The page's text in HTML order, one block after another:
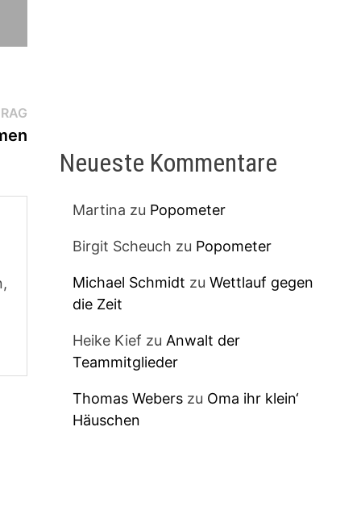
Nächster
Beitrag:
Neueste Kommentare
Martina zu Popometer
Birgit Scheuch zu Popometer
Michael Schmidt zu Wettlauf gegen
die Zeit
Heike Kief zu Anwalt der
Teammitglieder
Thomas Weberszu Oma ihr klein‘
Häuschen